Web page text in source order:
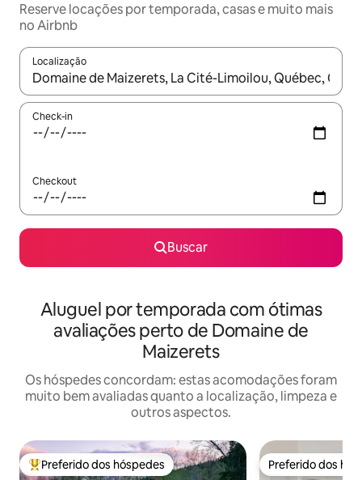
Reserve locações por temporada, casas e muito mais
no Airbnb
Localização
Quando os resultados estiverem disponíveis, explore-os
Check-in
Checkout
Buscar
Aluguel por temporada com ótimas
avaliações perto de Domaine de
Maizerets
Os hóspedes concordam: estas acomodações foram
muito bem avaliadas quanto a localização, limpeza e
outros aspectos.
Entre os melhores preferidos dos hóspedes
Preferido dos hóspedes Preferido dos
Preferido dos